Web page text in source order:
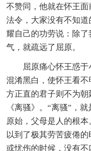
不赞同，他就在怀王
法令，大家没有不知
耀自己的功劳说：除
气，就疏远了屈原。
屈原痛心怀王惑于
混淆黑白，使怀王看
方正直的君子则不为
《离骚》。“离骚”，
原始，父母是人的根
以到了极其劳苦疲倦
或忧伤的时候，没有